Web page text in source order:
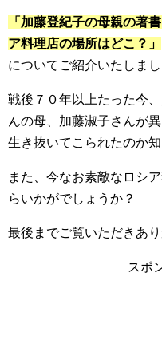
「加藤登紀子の母親の著
ア料理店の場所はどこ？」
についてご紹介いたしまし
戦後７０年以上たった今
んの母、加藤淑子さんが
生き抜いてこられたのか
また、今なお素敵なロシ
らいかがでしょうか？
最後までご覧いただきあ
スポ